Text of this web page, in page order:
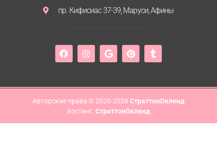
пр. Кифисиас 37-39, Маруси, Афины
Авторские права © 2020-2026 СтраттонОкленд
Хостинг:СтраттонОкленд